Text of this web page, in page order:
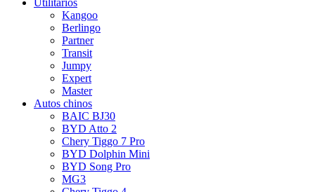
Utilitarios
Kangoo
Berlingo
Partner
Transit
Jumpy
Expert
Master
Autos chinos
BAIC BJ30
BYD Atto 2
Chery Tiggo 7 Pro
BYD Dolphin Mini
BYD Song Pro
MG3